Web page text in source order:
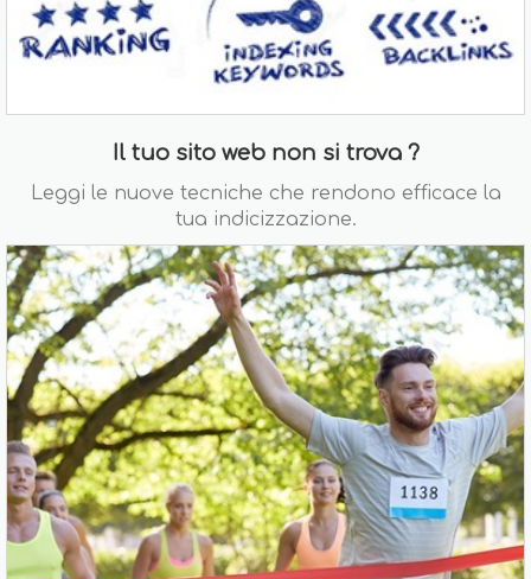
Il tuo sito web non si trova ?
Leggi le nuove tecniche che rendono efficace la
tua indicizzazione.